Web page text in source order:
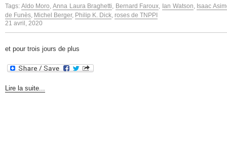
Tags: Aldo Moro, Anna Laura Braghetti, Bernard Faroux, Ian Watson, Isaac
de Funès, Michel Berger, Philip K. Dick, roses de TNPPI
21 avril, 2020
et pour trois jours de plus
Lire la suite...